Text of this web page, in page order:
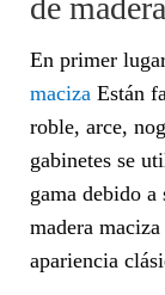
de
En primer
maciza Están
roble, arce,
gabinetes se
gama debido
madera
apariencia